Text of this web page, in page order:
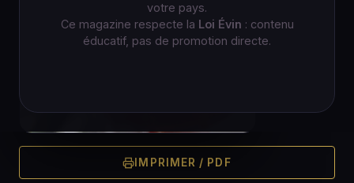
votre pays.
Ce magazine respecte la Loi Évin : contenu
éducatif, pas de promotion directe.
IMPRIMER / PDF